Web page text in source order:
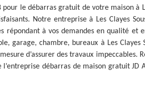
le débarras gratuit de votre maison à
Notre entreprise à Les Clayes
répondant à vos demandes en qualité et
garage, chambre, bureaux à Les Clayes
d’assurer des travaux impeccables.
l’entreprise débarras de maison gratuit JD